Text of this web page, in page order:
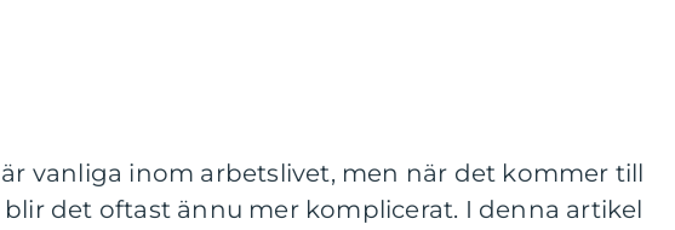
vanliga inom arbetslivet, men när det kommer till
det oftast ännu mer komplicerat. I denna artikel